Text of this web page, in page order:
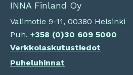
INNA Finland Oy
Valimotie 9-11, 00380 Helsinki
Puh. +358 (0)30 609 5000
Verkkolaskutustiedot
Puheluhinnat